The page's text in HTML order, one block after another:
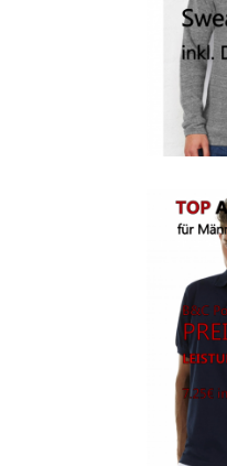
Arbeitskleidung
Arbeitskleidung
Arbeitskleidung
Arbeitspullover bedrucken
Arbeitsshirts bedrucken –
Ärzte T Shirts Kaufen –